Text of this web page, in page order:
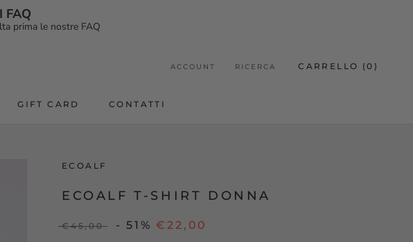
FAQ
prima le nostre FAQ
GIFT CARD
CONTATTI
ACCOUNT RICERCA CARRELLO (0 )
ECOALF
ECOALF T-SHIRT DONNA
€45,00 - 51% €22,00